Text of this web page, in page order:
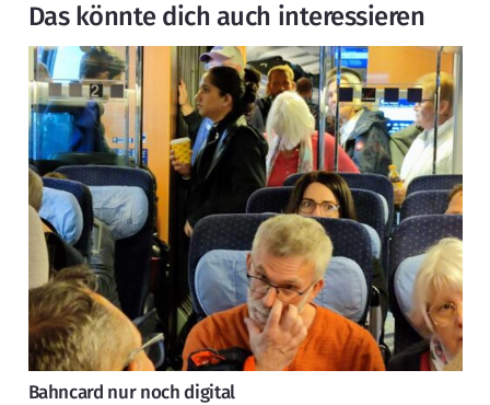
Das könnte dich auch interessieren
Bahncard nur noch digital